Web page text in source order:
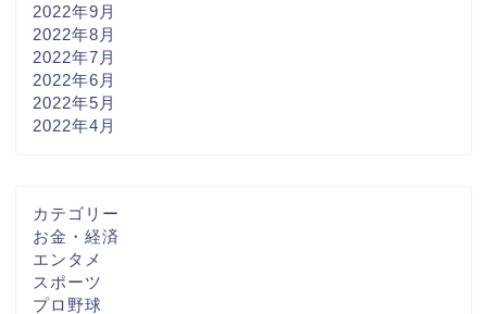
2022年9月
2022年8月
2022年7月
2022年6月
2022年5月
2022年4月
カテゴリー
お金・経済
エンタメ
スポーツ
プロ野球